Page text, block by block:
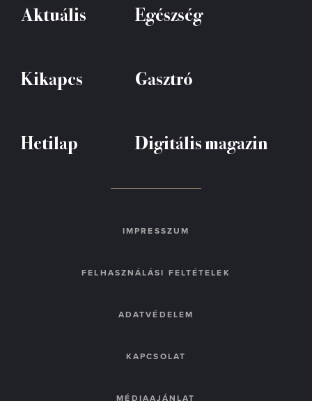
Aktuális Egészség
Kikapcs Gasztró
Hetilap Digitális magazin
IMPRESSZUM
FELHASZNÁLÁSI FELTÉTELEK
ADATVÉDELEM
KAPCSOLAT
MÉDIAAJÁNLAT